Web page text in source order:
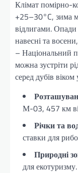
Клімат помірно-
+25–30°C, зима
відлигами.
навесні та
– Національний
можна зустріти
серед дубів віком
М-03, 457 км
Річки та
ставки для
Природні
для екотуризму.